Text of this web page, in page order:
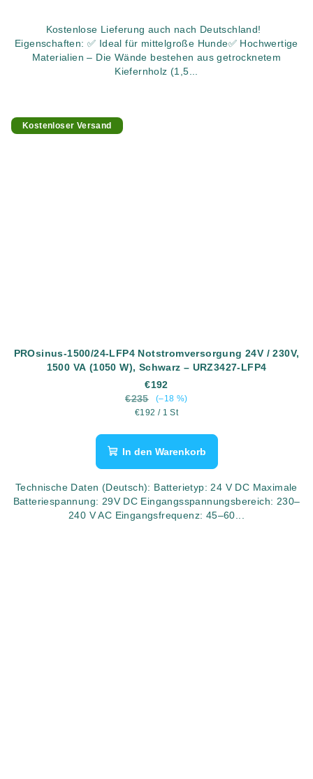
Kostenlose Lieferung auch nach Deutschland!
Eigenschaften: ✅ Ideal für mittelgroße Hunde✅ Hochwertige
Materialien – Die Wände bestehen aus getrocknetem
Kiefernholz (1,5...
Kostenloser Versand
PROsinus-1500/24-LFP4 Notstromversorgung 24V / 230V,
1500 VA (1050 W), Schwarz – URZ3427-LFP4
€192
€235
(–18 %)
Verkaufspreis:
€192 / 1 St
In den Warenkorb
Technische Daten (Deutsch): Batterietyp: 24 V DC Maximale
Batteriespannung: 29V DC Eingangsspannungsbereich: 230–
240 V AC Eingangsfrequenz: 45–60...